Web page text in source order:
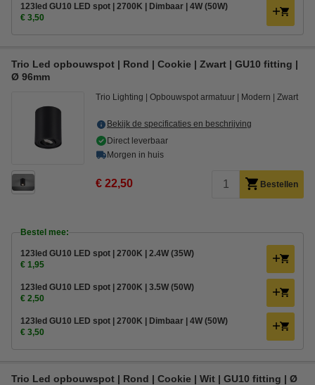
123led GU10 LED spot | 2700K | Dimbaar | 4W (50W)
€ 3,50
Trio Led opbouwspot | Rond | Cookie | Zwart | GU10 fitting |
Ø 96mm
Trio Lighting Opbouwspot armatuur Modern Zwart
Bekijk de specificaties en beschrijving
Direct leverbaar
Morgen in huis
€ 22,50 Bestellen
Bestel mee:
123led GU10 LED spot | 2700K | 2.4W (35W)
€ 1,95
123led GU10 LED spot | 2700K | 3.5W (50W)
€ 2,50
123led GU10 LED spot | 2700K | Dimbaar | 4W (50W)
€ 3,50
Trio Led opbouwspot | Rond | Cookie | Wit | GU10 fitting | Ø